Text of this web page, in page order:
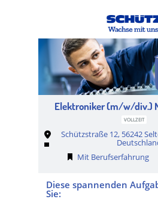
Elektroniker (m/w/div.)
VOLLZEIT
Schützstraße 12, 56242
Mit Berufserfahrung
Diese spannenden
Sie: